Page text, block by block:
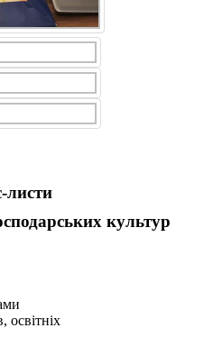
листи
культур